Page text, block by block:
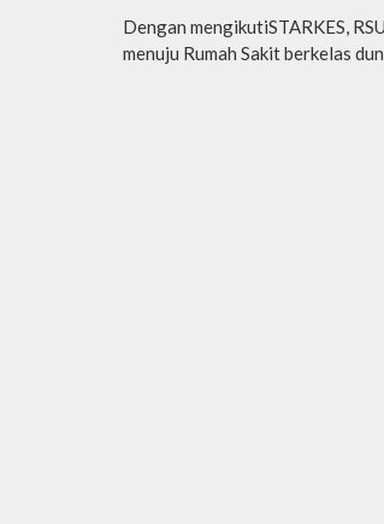
Dengan mengikutiSTARKES,
menuju Rumah Sakit berkelas